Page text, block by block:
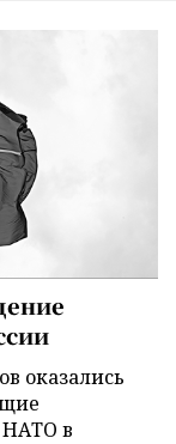
оказались
НАТО в